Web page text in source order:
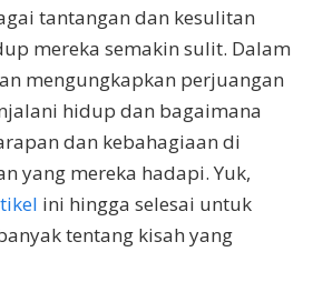
tantangan dan kesulitan
mereka semakin sulit. Dalam
mengungkapkan perjuangan
hidup dan bagaimana
dan kebahagiaan di
yang mereka hadapi. Yuk,
ini hingga selesai untuk
tentang kisah yang